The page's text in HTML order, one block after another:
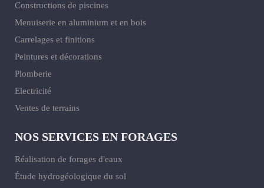
Constructions de piscines
Menuiserie en aluminium et en bois
Carrelages et finitions
Peintures et décorations
Plomberie
Electricité
Ventes de terrains
NOS SERVICES EN FORAGES
Réalisation de forages d'eaux
Étude hydrogéologique du sol